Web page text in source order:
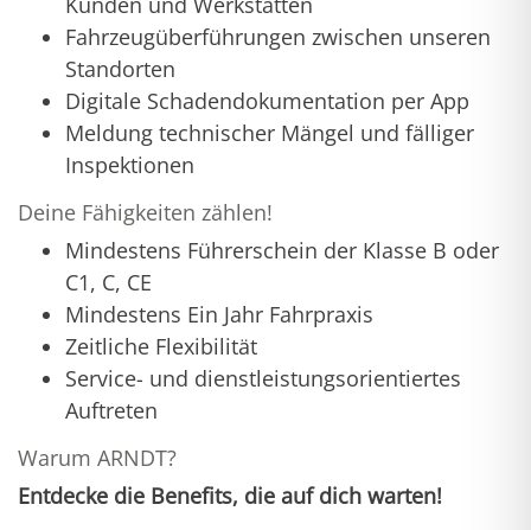
Fahrzeugüberführungen zwischen unseren
Standorten
Digitale Schadendokumentation per App
Meldung technischer Mängel und fälliger
Inspektionen
Deine Fähigkeiten zählen!
Mindestens Führerschein der Klasse B oder
C1, C, CE
Mindestens Ein Jahr Fahrpraxis
Zeitliche Flexibilität
Service- und dienstleistungsorientiertes
Auftreten
Warum ARNDT?
Entdecke die Benefits, die auf dich warten!